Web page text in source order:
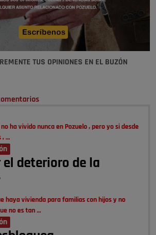
TUS OPINIONES EN EL BUZÓN
ha vivido nunca en Pozuelo , pero yo si desde
, …
el deterioro de la
haya vivienda para familias con hijos y no
no es tan …